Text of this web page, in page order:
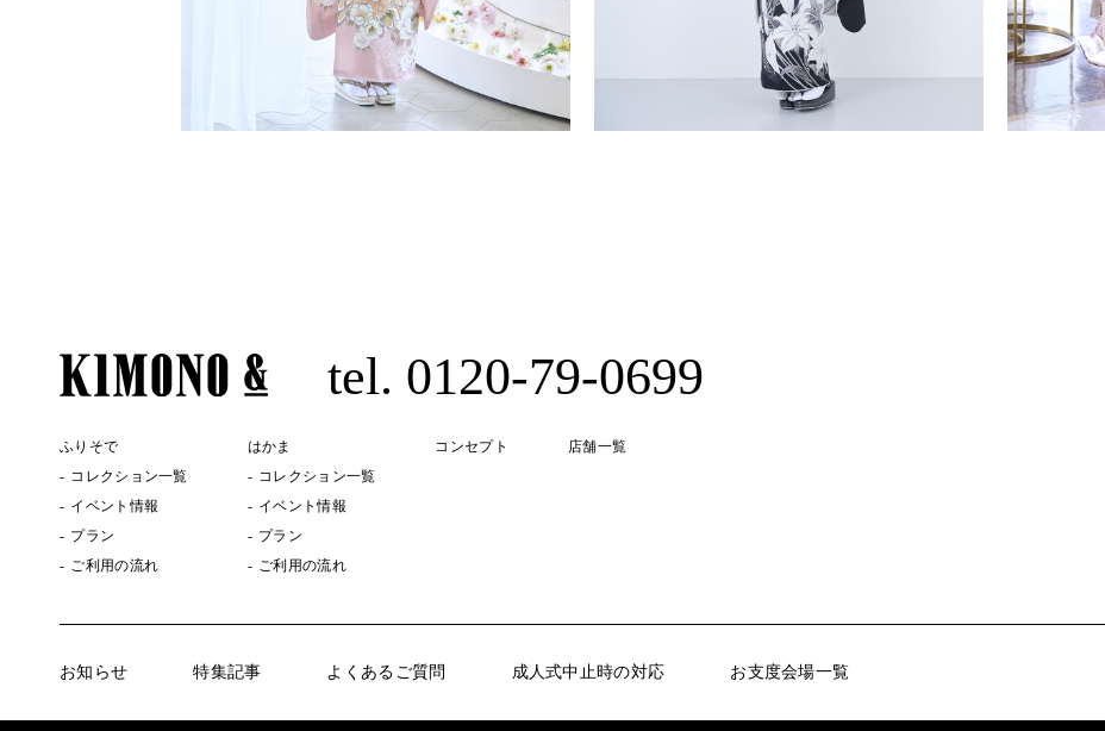
tel. 0120-79-0699
ふりそで
コレクション一覧
イベント情報
プラン
ご利用の流れ
はかま
コレクション一覧
イベント情報
プラン
ご利用の流れ
コンセプト 店舗一覧
お知らせ 特集記事 よくあるご質問 成人式中止時の対応 お支度会場一覧